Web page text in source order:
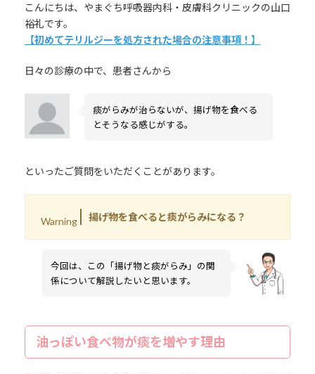
こんにちは、やまぐち呼吸器内科・皮膚科クリニックの山口
裕礼です。
【初めてテリルジーを処方された場合の注意事項！】
日々の診療の中で、患者さんから
痰がらみが治らないが、揚げ物を食べる
とそうなる感じがする。
といったご質問をいただくことがあります。
Warning 揚げ物を食べると痰がらみになる？
今回は、この「揚げ物と痰がらみ」の関
係について解説したいと思います。
油っぽい食べ物が痰を増やす理由